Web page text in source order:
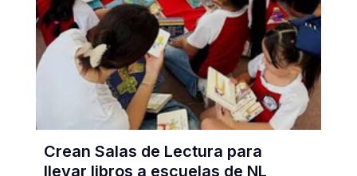
Crean Salas de Lectura para
llevar libros a escuelas de NL